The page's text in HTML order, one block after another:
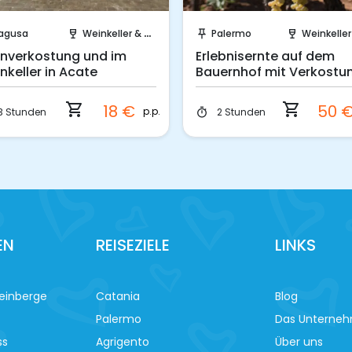
wine_bar Weinkeller & Weinberge
und im
in Acate
Stunden shopping_cart 18 € p.p.
push_pin Palermo wine_bar Weinkeller &
Erlebnisernte auf dem
Bauernhof mit
timer 2 Stunden shopping_cart 50
REISEZIELE
Catania
Palermo
Agrigento
LINKS
Blog
Das
Über uns